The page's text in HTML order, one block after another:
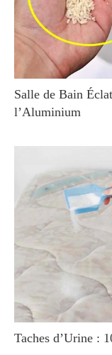
Salle de Bain
l’Aluminium
Taches d’Urine :